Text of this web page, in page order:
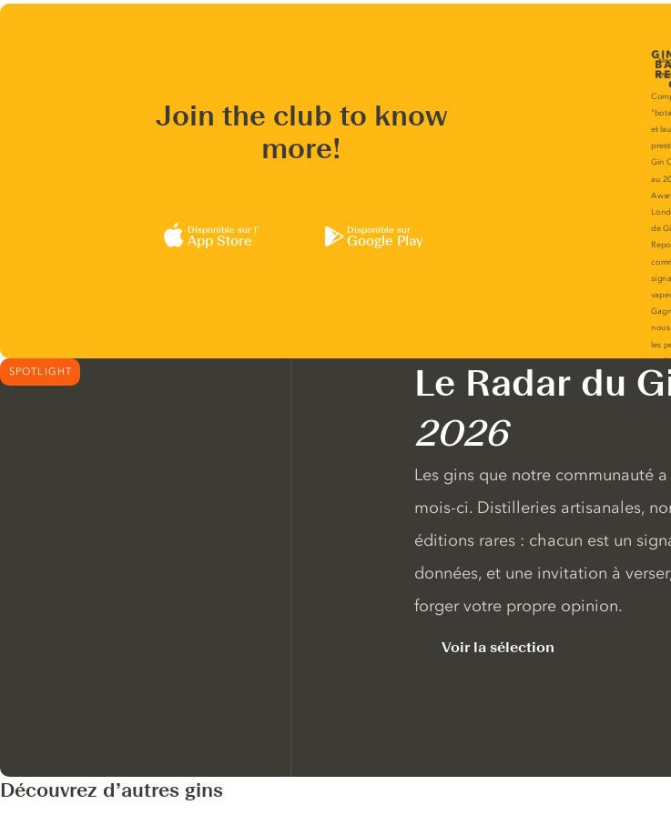
Join the club to know
more!
Disponible sur l’
App Store
Disponible sur
Google Play
SPOTLIGHT Le Radar du
2026
Les gins que notre communauté
mois-ci. Distilleries artisanales,
éditions rares : chacun est un
données, et une invitation à
forger votre propre opinion.
Voir la sélection
Découvrez d’autres gins